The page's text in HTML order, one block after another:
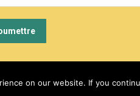
on our website. If you